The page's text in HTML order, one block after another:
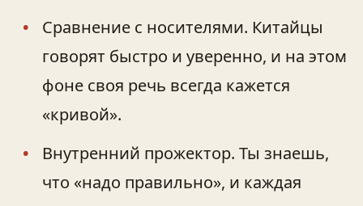
Сравнение с носителями. Китайцы
говорят быстро и уверенно, и на этом
фоне своя речь всегда кажется
«кривой».
Внутренний прожектор. Ты знаешь,
что «надо правильно», и каждая